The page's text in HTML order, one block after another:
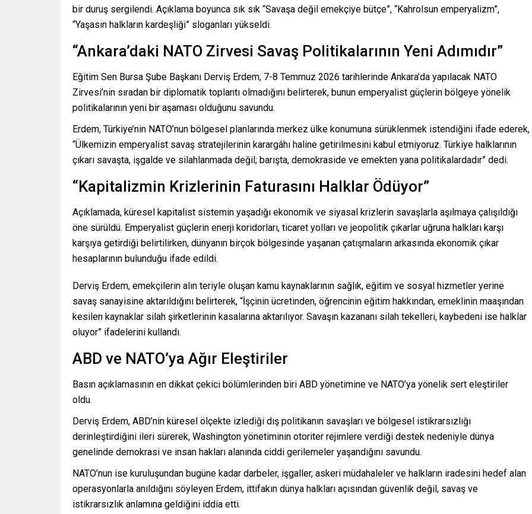
bir duruş sergilendi. Açıklama boyunca sık sık “Savaşa değil emekçiye bütçe”, “Kahrolsun emperyalizm”,
“Yaşasın halkların kardeşliği” sloganları yükseldi.
“Ankara’daki NATO Zirvesi Savaş Politikalarının Yeni Adımıdır”
Eğitim Sen Bursa Şube Başkanı Derviş Erdem, 7-8 Temmuz 2026 tarihlerinde Ankara’da yapılacak NATO
Zirvesi’nin sıradan bir diplomatik toplantı olmadığını belirterek, bunun emperyalist güçlerin bölgeye yönelik
politikalarının yeni bir aşaması olduğunu savundu.
Erdem, Türkiye’nin NATO’nun bölgesel planlarında merkez ülke konumuna sürüklenmek istendiğini ifade ederek,
“Ülkemizin emperyalist savaş stratejilerinin karargâhı haline getirilmesini kabul etmiyoruz. Türkiye halklarının
çıkarı savaşta, işgalde ve silahlanmada değil; barışta, demokraside ve emekten yana politikalardadır” dedi.
“Kapitalizmin Krizlerinin Faturasını Halklar Ödüyor”
Açıklamada, küresel kapitalist sistemin yaşadığı ekonomik ve siyasal krizlerin savaşlarla aşılmaya çalışıldığı
öne sürüldü. Emperyalist güçlerin enerji koridorları, ticaret yolları ve jeopolitik çıkarlar uğruna halkları karşı
karşıya getirdiği belirtilirken, dünyanın birçok bölgesinde yaşanan çatışmaların arkasında ekonomik çıkar
hesaplarının bulunduğu ifade edildi.
Derviş Erdem, emekçilerin alın teriyle oluşan kamu kaynaklarının sağlık, eğitim ve sosyal hizmetler yerine
savaş sanayisine aktarıldığını belirterek, “İşçinin ücretinden, öğrencinin eğitim hakkından, emeklinin maaşından
kesilen kaynaklar silah şirketlerinin kasalarına aktarılıyor. Savaşın kazananı silah tekelleri, kaybedeni ise halklar
oluyor” ifadelerini kullandı.
ABD ve NATO’ya Ağır Eleştiriler
Basın açıklamasının en dikkat çekici bölümlerinden biri ABD yönetimine ve NATO’ya yönelik sert eleştiriler
oldu.
Derviş Erdem, ABD’nin küresel ölçekte izlediği dış politikanın savaşları ve bölgesel istikrarsızlığı
derinleştirdiğini ileri sürerek, Washington yönetiminin otoriter rejimlere verdiği destek nedeniyle dünya
genelinde demokrasi ve insan hakları alanında ciddi gerilemeler yaşandığını savundu.
NATO’nun ise kuruluşundan bugüne kadar darbeler, işgaller, askeri müdahaleler ve halkların iradesini hedef alan
operasyonlarla anıldığını söyleyen Erdem, ittifakın dünya halkları açısından güvenlik değil, savaş ve
istikrarsızlık anlamına geldiğini iddia etti.